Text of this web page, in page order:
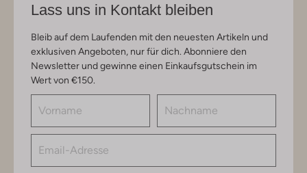
Lass uns in Kontakt bleiben
Bleib auf dem Laufenden mit den neuesten Artikeln und
exklusiven Angeboten, nur für dich. Abonniere den
Newsletter und gewinne einen Einkaufsgutschein im
Wert von €150.